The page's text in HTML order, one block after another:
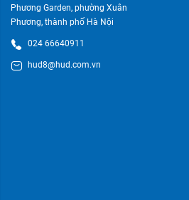
Phương Garden, phường Xuân
Phương, thành phố Hà Nội
024 66640911
hud8@hud.com.vn